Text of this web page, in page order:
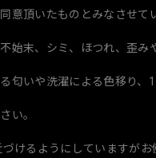
意頂いたものとみなさせて
始末、シミ、ほつれ、歪み
匂いや洗濯による色移り、
い。
けるようにしていますがお